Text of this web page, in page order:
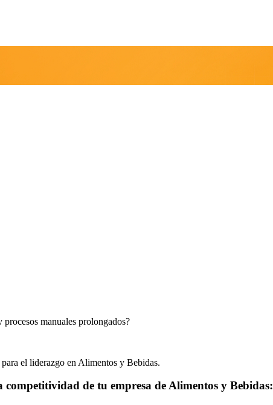
manuales prolongados?
el liderazgo en Alimentos y Bebidas.
de tu empresa de Alimentos y Bebidas: